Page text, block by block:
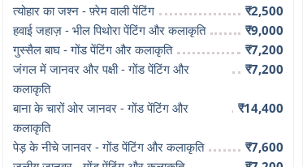
त्योहार का जश्न - फ़्रेम वाली पेंटिंग
₹2,500
हवाई जहाज़ - भील पिथोरा पेंटिंग और कलाकृति
₹9,000
गुस्सैल बाघ - गोंड पेंटिंग और कलाकृति
₹7,200
जंगल में जानवर और पक्षी - गोंड पेंटिंग और
कलाकृति
₹7,200
बाना के चारों ओर जानवर - गोंड पेंटिंग और
कलाकृति
₹14,400
पेड़ के नीचे जानवर - गोंड पेंटिंग और कलाकृति
₹7,600